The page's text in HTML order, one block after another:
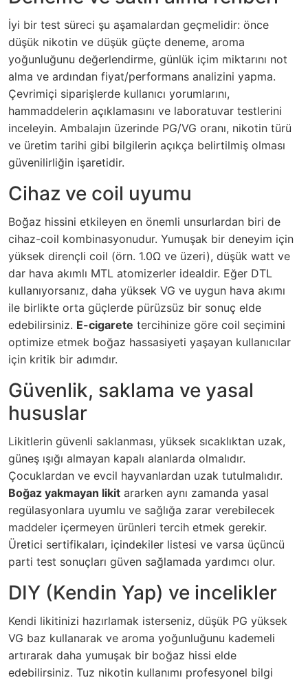
İyi bir test süreci şu aşamalardan geçmelidir: önce
düşük nikotin ve düşük güçte deneme, aroma
yoğunluğunu değerlendirme, günlük içim miktarını not
alma ve ardından fiyat/performans analizini yapma.
Çevrimiçi siparişlerde kullanıcı yorumlarını,
hammaddelerin açıklamasını ve laboratuvar testlerini
inceleyin. Ambalajın üzerinde PG/VG oranı, nikotin türü
ve üretim tarihi gibi bilgilerin açıkça belirtilmiş olması
güvenilirliğin işaretidir.
Cihaz ve coil uyumu
Boğaz hissini etkileyen en önemli unsurlardan biri de
cihaz-coil kombinasyonudur. Yumuşak bir deneyim için
yüksek dirençli coil (örn. 1.0Ω ve üzeri), düşük watt ve
dar hava akımlı MTL atomizerler idealdir. Eğer DTL
kullanıyorsanız, daha yüksek VG ve uygun hava akımı
ile birlikte orta güçlerde pürüzsüz bir sonuç elde
edebilirsiniz. E-cigarete tercihinize göre coil seçimini
optimize etmek boğaz hassasiyeti yaşayan kullanıcılar
için kritik bir adımdır.
Güvenlik, saklama ve yasal
hususlar
Likitlerin güvenli saklanması, yüksek sıcaklıktan uzak,
güneş ışığı almayan kapalı alanlarda olmalıdır.
Çocuklardan ve evcil hayvanlardan uzak tutulmalıdır.
Boğaz yakmayan likit ararken aynı zamanda yasal
regülasyonlara uyumlu ve sağlığa zarar verebilecek
maddeler içermeyen ürünleri tercih etmek gerekir.
Üretici sertifikaları, içindekiler listesi ve varsa üçüncü
parti test sonuçları güven sağlamada yardımcı olur.
DIY (Kendin Yap) ve incelikler
Kendi likitinizi hazırlamak isterseniz, düşük PG yüksek
VG baz kullanarak ve aroma yoğunluğunu kademeli
artırarak daha yumuşak bir boğaz hissi elde
edebilirsiniz. Tuz nikotin kullanımı profesyonel bilgi